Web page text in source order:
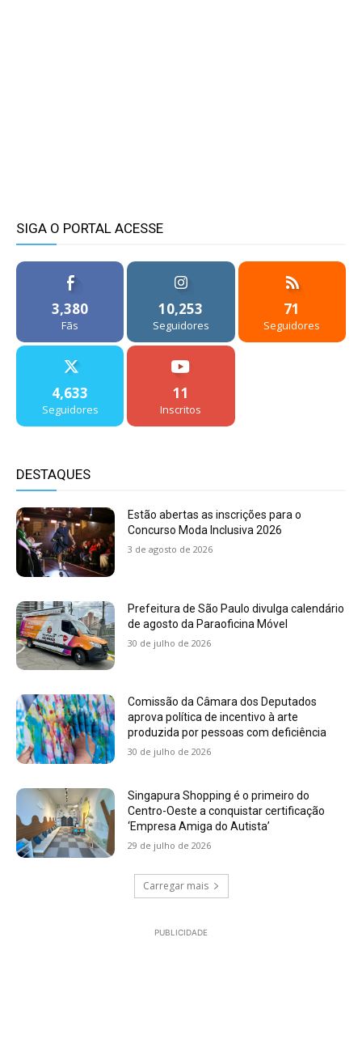
SIGA O PORTAL ACESSE
3,380
Fãs
10,253
Seguidores
71
Seguidores
4,633
Seguidores
11
Inscritos
DESTAQUES
Estão abertas as inscrições para o
Concurso Moda Inclusiva 2026
3 de agosto de 2026
Prefeitura de São Paulo divulga calendário
de agosto da Paraoficina Móvel
30 de julho de 2026
Comissão da Câmara dos Deputados
aprova política de incentivo à arte
produzida por pessoas com deficiência
30 de julho de 2026
Singapura Shopping é o primeiro do
Centro-Oeste a conquistar certificação
‘Empresa Amiga do Autista’
29 de julho de 2026
Carregar mais
PUBLICIDADE